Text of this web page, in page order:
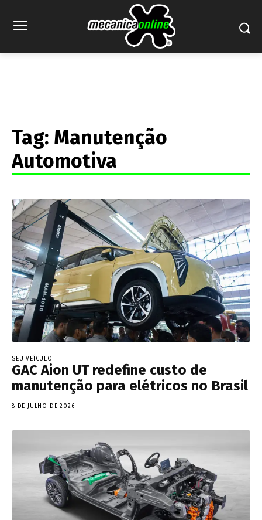
Tag: Manutenção
Automotiva
SEU VEÍCULO
GAC Aion UT redefine custo de
manutenção para elétricos no Brasil
8 DE JULHO DE 2026